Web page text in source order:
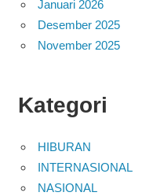
Januari 2026
Desember 2025
November 2025
Kategori
HIBURAN
INTERNASIONAL
NASIONAL